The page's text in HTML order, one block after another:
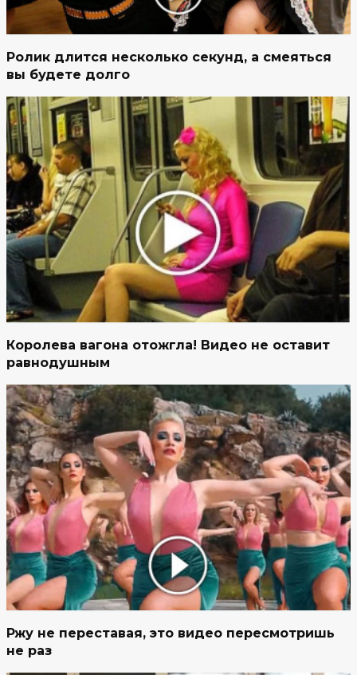
Ролик длится несколько секунд, а смеяться
вы будете долго
Королева вагона отожгла! Видео не оставит
равнодушным
Ржу не переставая, это видео пересмотришь
не раз